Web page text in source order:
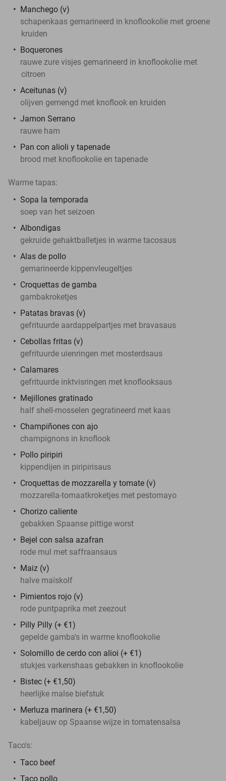
Manchego (v)
schapenkaas gemarineerd in knoflookolie met groene
kruiden
Boquerones
rauwe zure visjes gemarineerd in knoflookolie met
citroen
Aceitunas (v)
olijven gemengd met knoflook en kruiden
Jamon Serrano
rauwe ham
Pan con alioli y tapenade
brood met knoflookolie en tapenade
Warme tapas:
Sopa la temporada
soep van het seizoen
Albondigas
gekruide gehaktballetjes in warme tacosaus
Alas de pollo
gemarineerde kippenvleugeltjes
Croquettas de gamba
gambakroketjes
Patatas bravas (v)
gefrituurde aardappelpartjes met bravasaus
Cebollas fritas (v)
gefrituurde uienringen met mosterdsaus
Calamares
gefrituurde inktvisringen met knoflooksaus
Mejillones gratinado
half shell-mosselen gegratineerd met kaas
Champiñones con ajo
champignons in knoflook
Pollo piripiri
kippendijen in piripirisaus
Croquettas de mozzarella y tomate (v)
mozzarella-tomaatkroketjes met pestomayo
Chorizo caliente
gebakken Spaanse pittige worst
Bejel con salsa azafran
rode mul met saffraansaus
Maiz (v)
halve maïskolf
Pimientos rojo (v)
rode puntpaprika met zeezout
Pilly Pilly (+ €1)
gepelde gamba's in warme knoflookolie
Solomillo de cerdo con alioi (+ €1)
stukjes varkenshaas gebakken in knoflookolie
Bistec (+ €1,50)
heerlijke malse biefstuk
Merluza marinera (+ €1,50)
kabeljauw op Spaanse wijze in tomatensalsa
Taco's:
Taco beef
Taco pollo